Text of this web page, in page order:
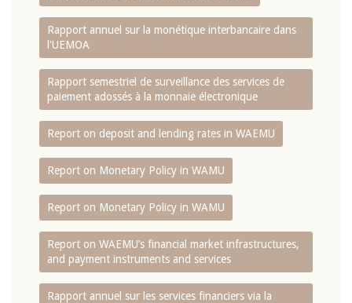
Rapport annuel sur la monétique interbancaire dans
l'UEMOA
Rapport semestriel de surveillance des services de
paiement adossés à la monnaie électronique
Report on deposit and lending rates in WAEMU
Report on Monetary Policy in WAMU
Report on Monetary Policy in WAMU
Report on WAEMU’s financial market infrastructures,
and payment instruments and services
Rapport annuel sur les services financiers via la